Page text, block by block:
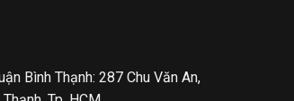
Bình Thạnh: 287 Chu Văn An,